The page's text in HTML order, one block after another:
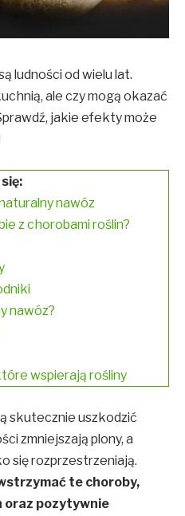
ludności od wielu lat.
ale czy mogą okazać
jakie efekty może
nawóz
z chorobami roślin?
nawóz?
wspierają rośliny
skutecznie uszkodzić
zmniejszają plony, a
się rozprzestrzeniają.
te choroby,
oraz pozytywnie